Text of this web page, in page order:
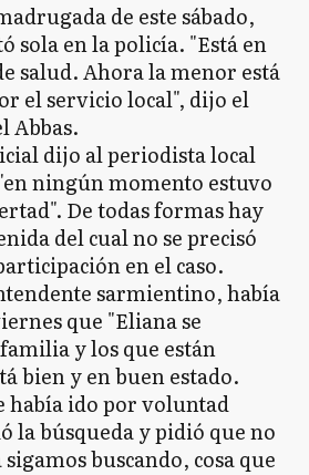
de este sábado,
sola en la policía. "Está en
salud. Ahora la menor está
el servicio local", dijo el
Abbas.
dijo al periodista local
ningún momento estuvo
De todas formas hay
del cual no se precisó
en el caso.
sarmientino, había
que "Eliana se
y los que están
bien y en buen estado.
había ido por voluntad
la búsqueda y pidió que no
buscando, cosa que